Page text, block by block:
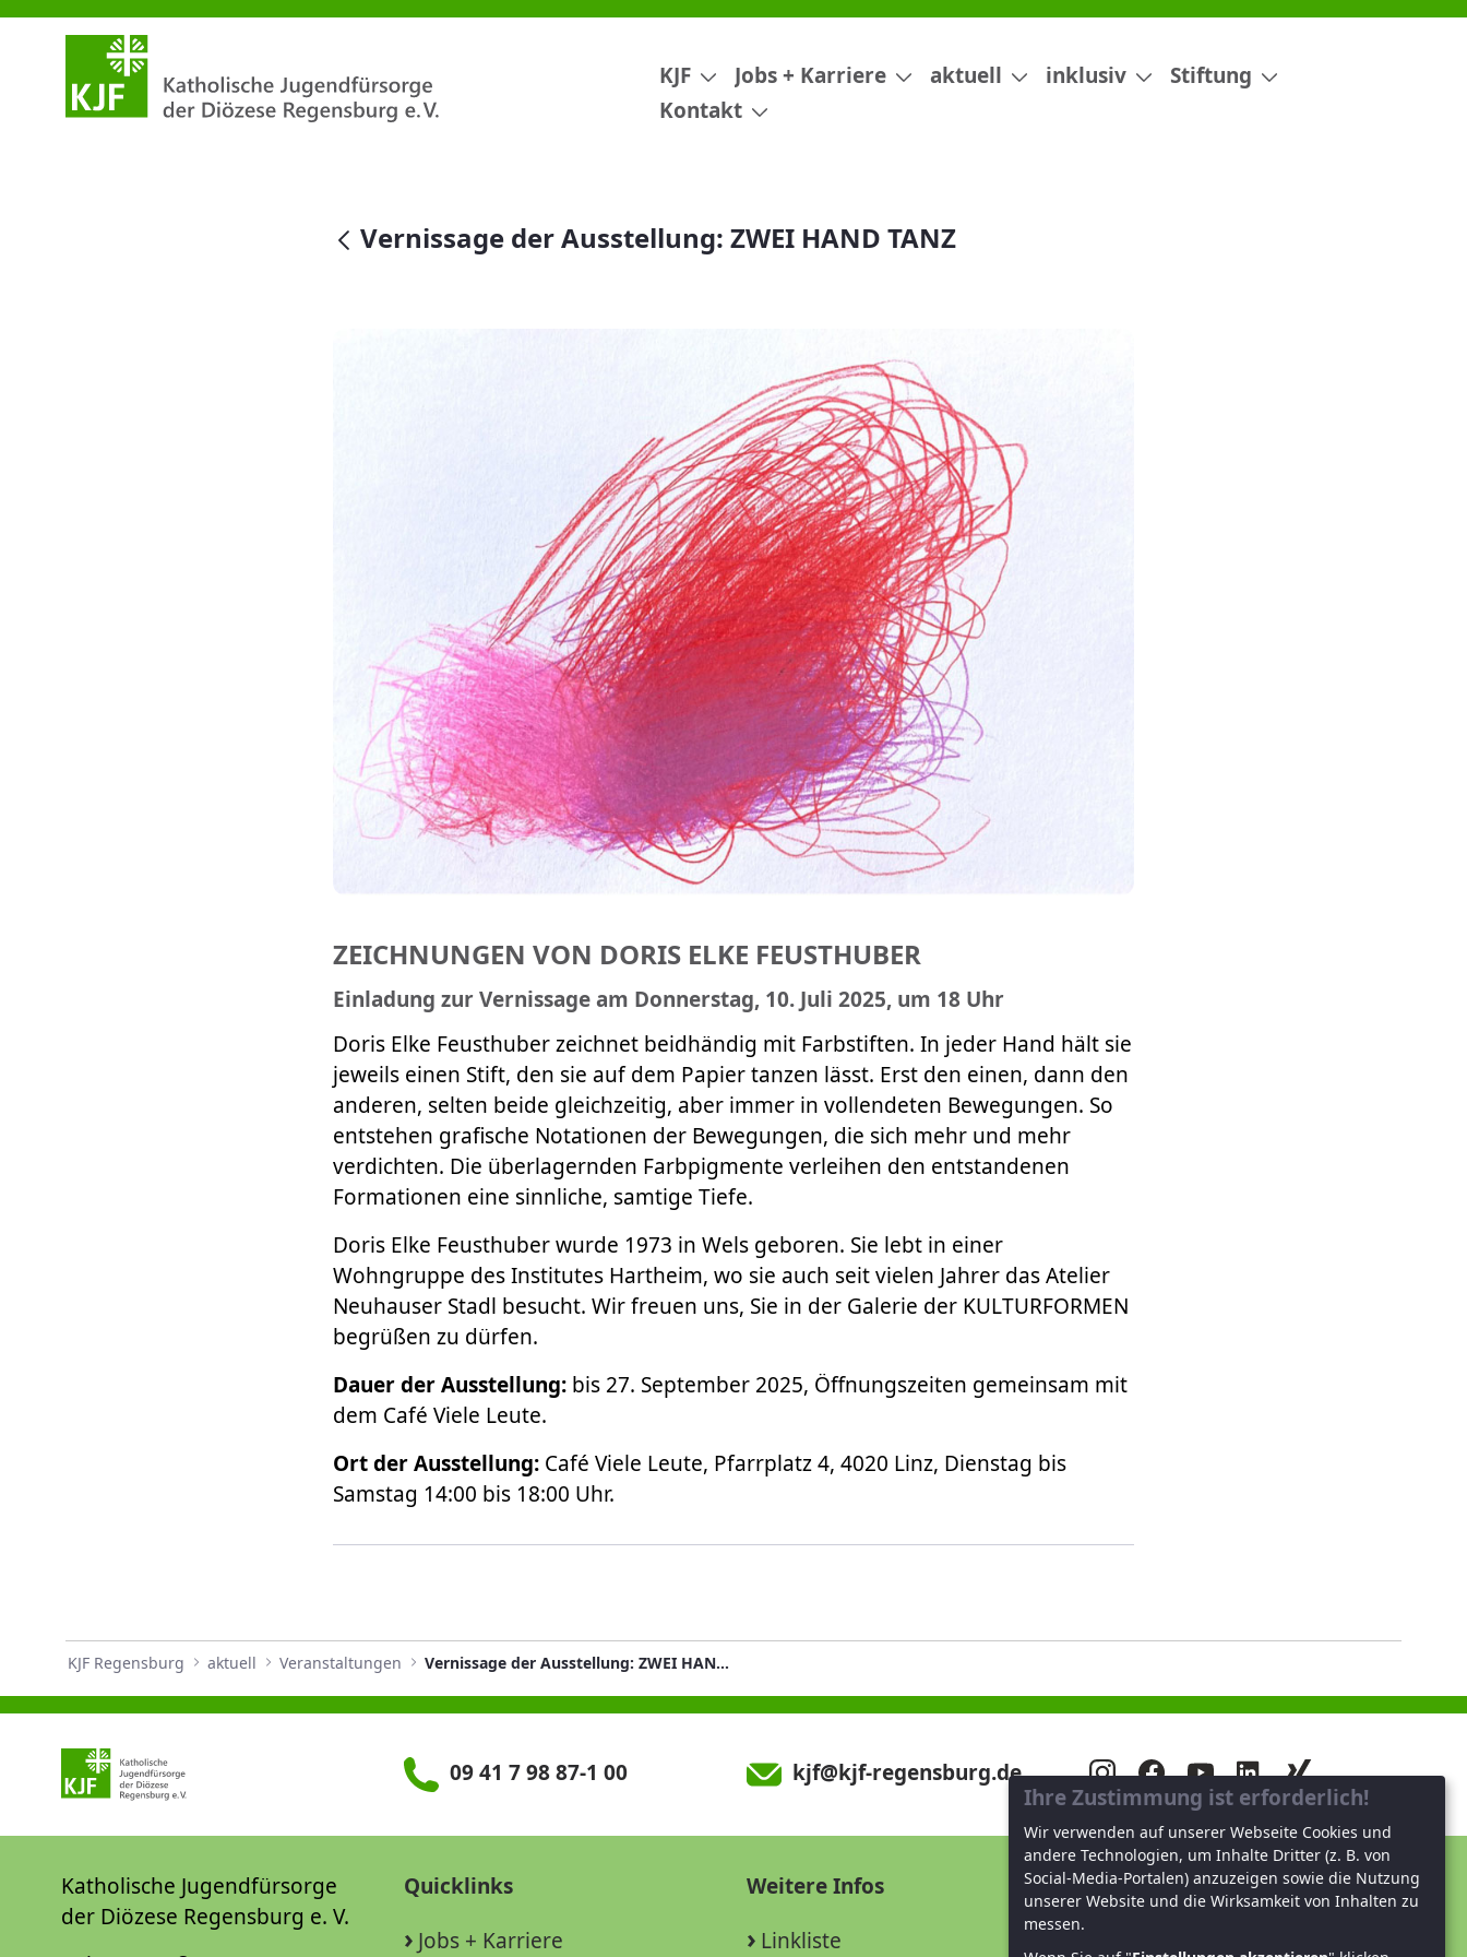
Vernissage der Ausstellung: ZWEI HAND TANZ
KJF Jobs + Karriere aktuell inklusiv
Stiftung
Kontakt
null
Vernissage der Ausstellung: ZWEI HAND TANZ
ZEICHNUNGEN VON DORIS ELKE FEUSTHUBER
Einladung zur Vernissage am Donnerstag, 10. Juli 2025, um 18 Uhr
Doris Elke Feusthuber zeichnet beidhändig mit Farbstiften. In jeder Hand hält sie
jeweils einen Stift, den sie auf dem Papier tanzen lässt. Erst den einen, dann den
anderen, selten beide gleichzeitig, aber immer in vollendeten Bewegungen. So
entstehen grafische Notationen der Bewegungen, die sich mehr und mehr
verdichten. Die überlagernden Farbpigmente verleihen den entstandenen
Formationen eine sinnliche, samtige Tiefe.
Doris Elke Feusthuber wurde 1973 in Wels geboren. Sie lebt in einer
Wohngruppe des Institutes Hartheim, wo sie auch seit vielen Jahrer das Atelier
Neuhauser Stadl besucht. Wir freuen uns, Sie in der Galerie der KULTURFORMEN
begrüßen zu dürfen.
Dauer der Ausstellung:bis 27. September 2025, Öffnungszeiten gemeinsam mit
dem Café Viele Leute.
Ort der Ausstellung:Café Viele Leute, Pfarrplatz 4, 4020 Linz, Dienstag bis
Samstag 14:00 bis 18:00 Uhr.
KJF Regensburg aktuell Veranstaltungen Vernissage der Ausstellung: ZWEI HAND TANZ
09 41 7 98 87-1 00 kjf@kjf-regensburg.de
Katholische Jugendfürsorge
der Diözese Regensburg e. V.
Quicklinks
Jobs + Karriere
Weitere Infos
Linkliste
Unterstützen Sie uns!
Ihre Zustimmung ist erforderlich!
Wir verwenden auf unserer Webseite Cookies und
andere Technologien, um Inhalte Dritter (z. B. von
Social-Media-Portalen) anzuzeigen sowie die Nutzung
unserer Website und die Wirksamkeit von Inhalten zu
messen.